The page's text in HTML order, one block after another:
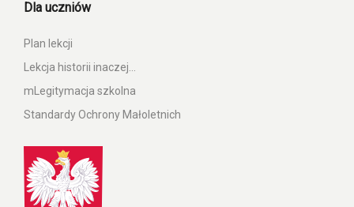
Dla uczniów
Plan lekcji
Lekcja historii inaczej…
mLegitymacja szkolna
Standardy Ochrony Małoletnich